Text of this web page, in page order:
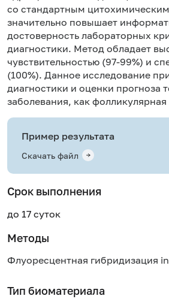
со стандартным
значительно повышает
достоверность лабораторных
диагностики. Метод обладает
чувствительностью (97-99%) и
(100%). Данное исследование
диагностики и оценки прогноза
заболевания, как
Пример результата
Скачать файл
Срок выполнения
до 17 суток
Методы
Флуоресцентная гибридизация
Тип биоматериала